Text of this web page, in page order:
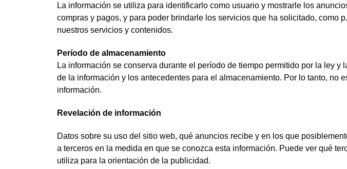
La información se utiliza para identificarlo como usuario y mostrarle los
compras y pagos, y para poder brindarle los servicios que ha solicitado, como
nuestros servicios y contenidos.
Período de almacenamiento
La información se conserva durante el período de tiempo permitido por la ley
de la información y los antecedentes para el almacenamiento. Por lo tanto,
información.
Revelación de información
Datos sobre su uso del sitio web, qué anuncios recibe y en los que
a terceros en la medida en que se conozca esta información. Puede ver qué
utiliza para la orientación de la publicidad.